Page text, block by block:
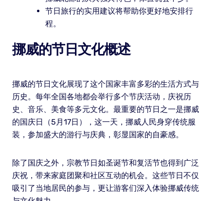
节日旅行的实用建议将帮助你更好地安排行
程。
挪威的节日文化概述
挪威的节日文化展现了这个国家丰富多彩的生活方式与
历史。每年全国各地都会举行多个节庆活动，庆祝历
史、音乐、美食等多元文化。最重要的节日之一是挪威
的国庆日（5月17日），这一天，挪威人民身穿传统服
装，参加盛大的游行与庆典，彰显国家的自豪感。
除了国庆之外，宗教节日如圣诞节和复活节也得到广泛
庆祝，带来家庭团聚和社区互动的机会。这些节日不仅
吸引了当地居民的参与，更让游客们深入体验挪威传统